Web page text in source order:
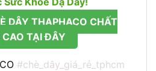
DÂY THAPHACO CHẤT
CAO TẠI ĐÂY
#chè_dây_giá_rẻ_tphcm